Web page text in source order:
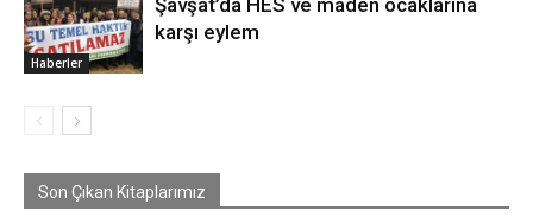
Haberler
Şavşat’da HES ve maden ocaklarına
karşı eylem
Son Çıkan Kitaplarımız